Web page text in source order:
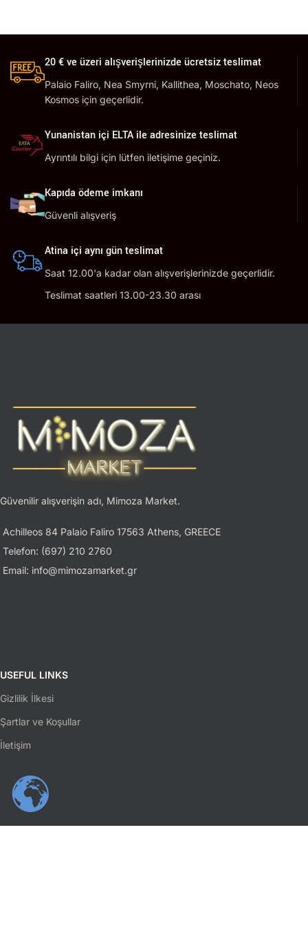
20 € ve üzeri alışverişlerinizde ücretsiz teslimat
Palaio Faliro, Nea Smyrni, Kallithea, Moschato, Neos
Kosmos için geçerlidir.
Yunanistan içi ELTA ile adresinize teslimat
Ayrıntılı bilgi için lütfen iletişime geçiniz.
Kapıda ödeme imkanı
Güvenli alışveriş
Atina içi aynı gün teslimat
Saat 12.00'a kadar olan alışverişlerinizde geçerlidir.
Teslimat saatleri 13.00-23.30 arası
Güvenilir alışverişin adı, Mimoza Market.
Achilleos 84 Palaio Faliro 17563 Athens, GREECE
Telefon: (697) 210 2760
Email: info@mimozamarket.gr
USEFUL LINKS
Gizlilik İlkesi
Şartlar ve Koşullar
İletişim